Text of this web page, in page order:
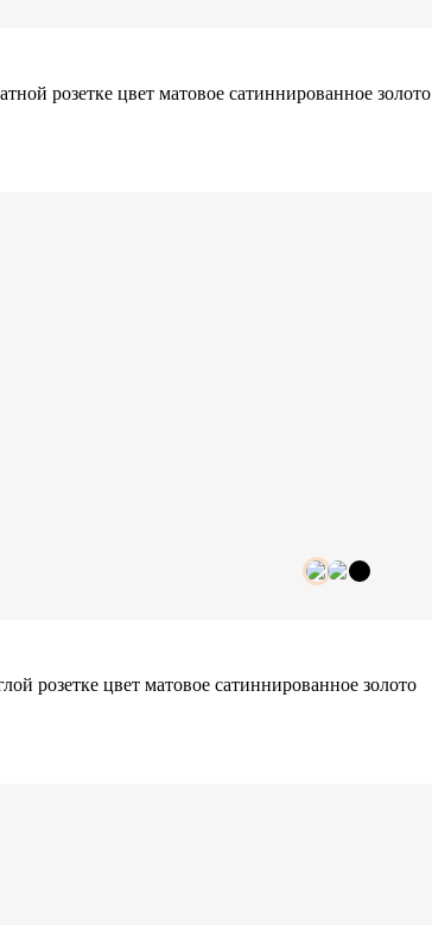
розетке цвет матовое сатиннированное золото
розетке цвет матовое сатиннированное золото